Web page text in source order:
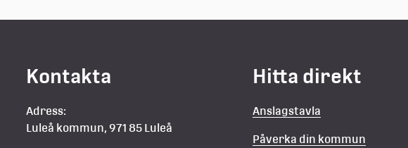
Kontakta
Adress:
Luleå kommun, 971 85 Luleå
Hitta direkt
Anslagstavla
Påverka din kommun